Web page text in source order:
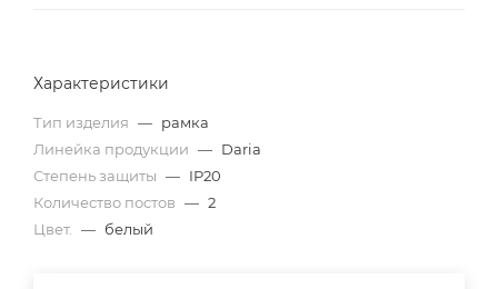
Характеристики
Тип изделия — рамка
Линейка продукции — Daria
Степень защиты — IP20
Количество постов — 2
Цвет.
— белый